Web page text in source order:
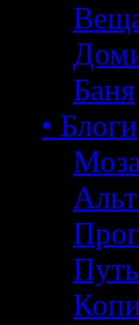
Баня
• Блоги